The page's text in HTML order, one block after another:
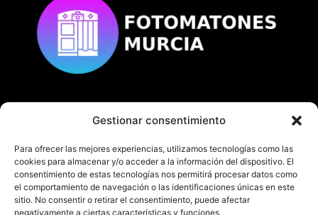
Gestionar consentimiento
Para ofrecer las mejores experiencias, utilizamos tecnologías como las
cookies para almacenar y/o acceder a la información del dispositivo. El
consentimiento de estas tecnologías nos permitirá procesar datos como
el comportamiento de navegación o las identificaciones únicas en este
sitio. No consentir o retirar el consentimiento, puede afectar
negativamente a ciertas características y funciones.
© Copyrightfotomatonesmurcia.es
Todos los derechos reservados.